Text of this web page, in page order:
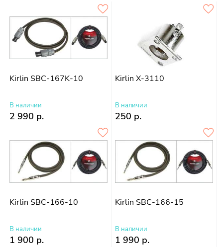
Kirlin SBC-167K-10
В наличии
2 990 р.
Kirlin X-3110
В наличии
250 р.
Kirlin SBC-166-10
В наличии
1 900 р.
Kirlin SBC-166-15
В наличии
1 990 р.